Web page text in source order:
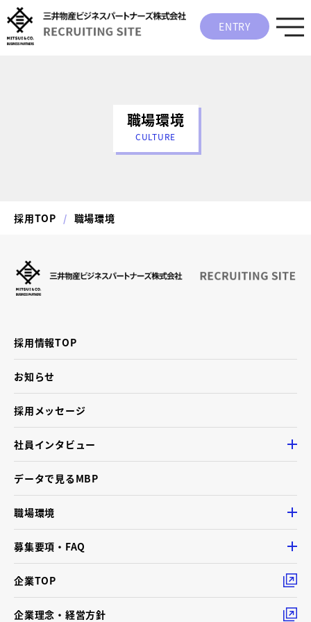
ENTRY
職場環境
CULTURE
採用TOP 職場環境
採用情報TOP
お知らせ
採用メッセージ
社員インタビュー
データで見るMBP
職場環境
募集要項・FAQ
企業TOP
企業理念・経営方針